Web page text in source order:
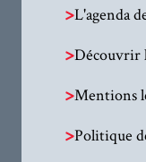
>L'agenda
>Découvrir
>Mentions
>Politique